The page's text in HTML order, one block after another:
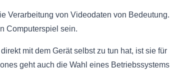
Verarbeitung von Videodaten von Bedeutung.
Computerspiel sein.
mit dem Gerät selbst zu tun hat, ist sie für
geht auch die Wahl eines Betriebssystems